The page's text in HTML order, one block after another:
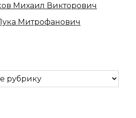
Михаил Викторович
Митрофанович